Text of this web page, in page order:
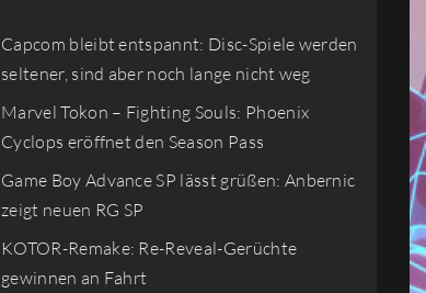
Capcom bleibt entspannt: Disc-Spiele werden
seltener, sind aber noch lange nicht weg
Marvel Tokon – Fighting Souls: Phoenix
Cyclops eröffnet den Season Pass
Game Boy Advance SP lässt grüßen: Anbernic
zeigt neuen RG SP
KOTOR-Remake: Re-Reveal-Gerüchte
gewinnen an Fahrt